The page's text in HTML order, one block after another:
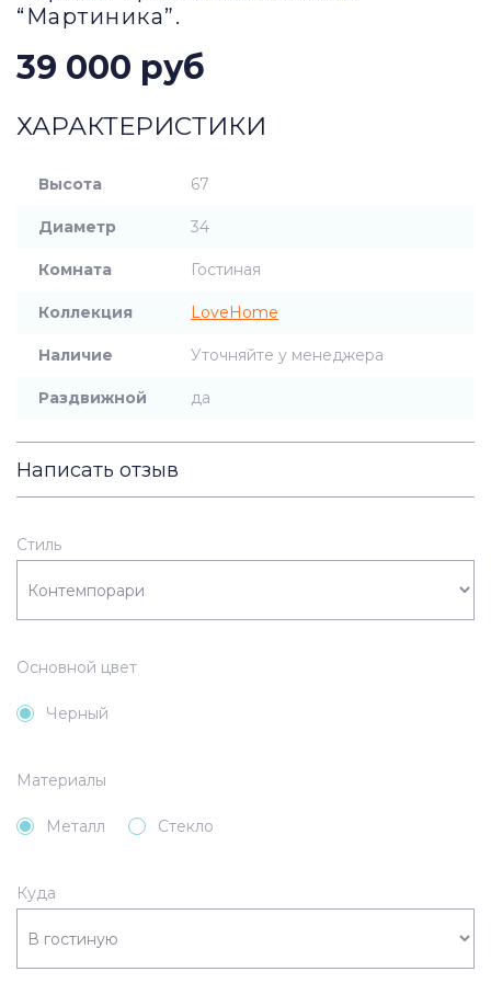
“Мартиника”.
39 000 руб
ХАРАКТЕРИСТИКИ
Высота 67
Диаметр 34
Комната Гостиная
Коллекция LoveHome
Наличие Уточняйте у менеджера
Раздвижной да
Написать отзыв
Черный
Металл Стекло